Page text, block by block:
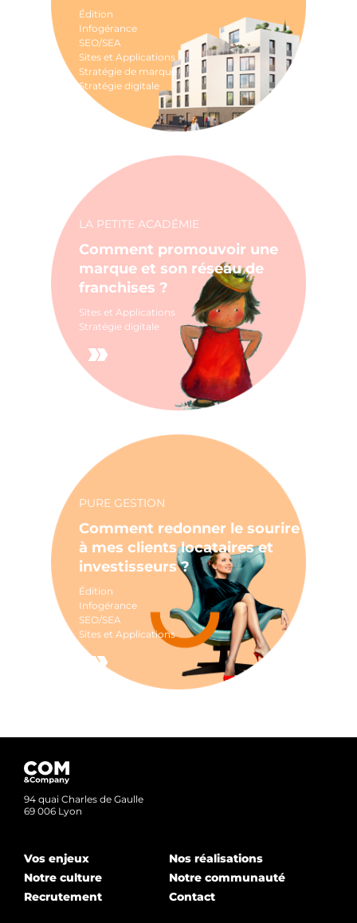
Édition
Infogérance
SEO/SEA
Sites et Applications
Stratégie de marque
Stratégie digitale
LA PETITE ACADÉMIE
Comment promouvoir une
marque et son réseau de
franchises ?
Sites et Applications
Stratégie digitale
PURE GESTION
Comment redonner le sourire
à mes clients locataires et
investisseurs ?
Édition
Infogérance
SEO/SEA
Sites et Applications
94 quai Charles de Gaulle
69 006 Lyon
Vos enjeux
Notre culture
Recrutement
Nos réalisations
Notre communauté
Contact